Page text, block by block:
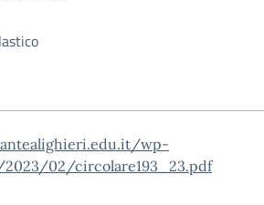
wp-
02/circolare193_23.pdf